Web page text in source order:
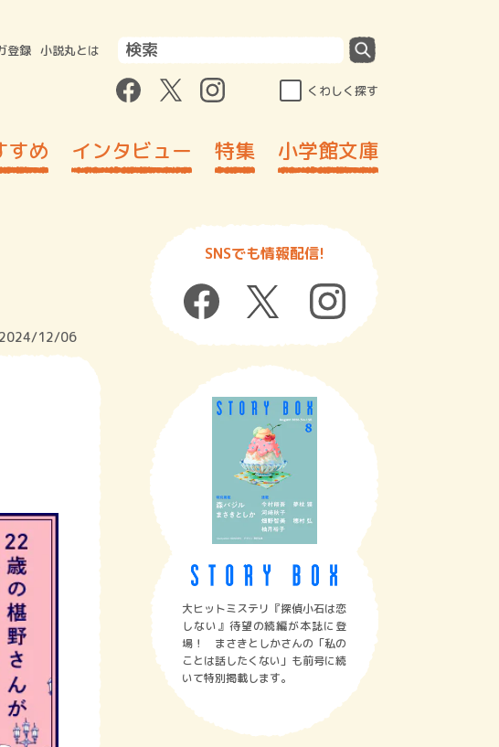
登録 小説丸とは
くわしく探す
すめ インタビュー 特集 小学館文庫
2024/12/06
SNSでも情報配信!
大ヒットミステリ『探偵小石は恋
しない』待望の続編が本誌に登
場！ まさきとしかさんの「私の
ことは話したくない」も前号に続
いて特別掲載します。